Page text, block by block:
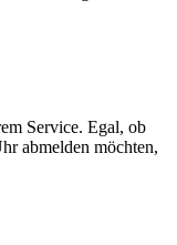
Service. Egal, ob
abmelden möchten,